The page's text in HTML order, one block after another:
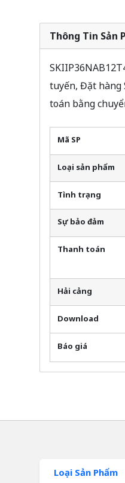
Thông Tin Sản
tuyến, Đặt hàng
toán bằng
Mã SP
Loại sản phẩm
Tình trạng
Sự bảo đảm
Thanh toán
Hải cảng
Download
Báo giá
Loại Sản Phẩm